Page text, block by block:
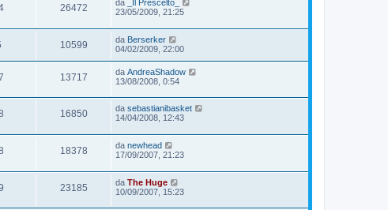
26472 da
_Il Prescelto_
23/05/2009, 21:25
10599 da Berserker
04/02/2009, 22:00
13717 da AndreaShadow
13/08/2008, 0:54
16850 da sebastianibasket
14/04/2008, 12:43
18378 da newhead
17/09/2007, 21:23
23185 da The Huge
10/09/2007, 15:23